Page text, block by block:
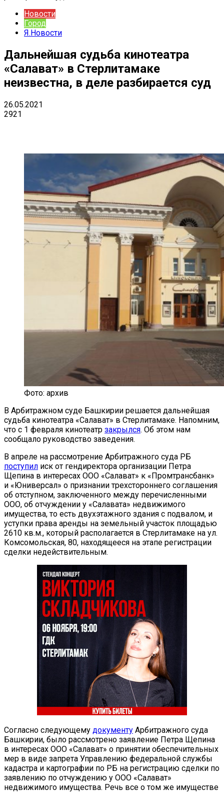
Новости
Город
Я.Новости
Дальнейшая судьба кинотеатра
«Салават» в Стерлитамаке
неизвестна, в деле разбирается суд
26.05.2021
2921
Фото: архив
В Арбитражном суде Башкирии решается дальнейшая
судьба кинотеатра «Салават» в Стерлитамаке. Напомним,
что с 1 февраля кинотеатр закрылся. Об этом нам
сообщало руководство заведения.
В апреле на рассмотрение Арбитражного суда РБ
поступил иск от гендиректора организации Петра
Щепина в интересах ООО «Салават» к «Промтрансбанк»
и «Юниверсал» о признании трехстороннего соглашения
об отступном, заключенного между перечисленными
ООО, об отчуждении у «Салавата» недвижимого
имущества, то есть двухэтажного здания с подвалом, и
уступки права аренды на земельный участок площадью
2610 кв.м., который располагается в Стерлитамаке на ул.
Комсомольская, 80, находящееся на этапе регистрации
сделки недействительным.
Согласно следующему документу Арбитражного суда
Башкирии, было рассмотрено заявление Петра Щепина
в интересах ООО «Салават» о принятии обеспечительных
мер в виде запрета Управлению федеральной службы
кадастра и картографии по РБ на регистрацию сделки по
заявлению по отчуждению у ООО «Салават»
недвижимого имущества. Речь все о том же имуществе